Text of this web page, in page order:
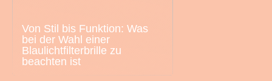
Von Stil bis Funktion: Was
bei der Wahl einer
Blaulichtfilterbrille zu
beachten ist